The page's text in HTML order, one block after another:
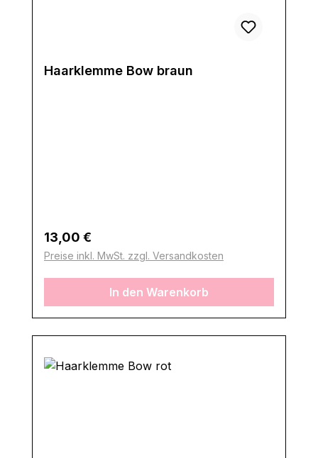
Haarklemme Bow braun
Regulärer Preis:
13,00 €
Preise inkl. MwSt. zzgl. Versandkosten
In den Warenkorb